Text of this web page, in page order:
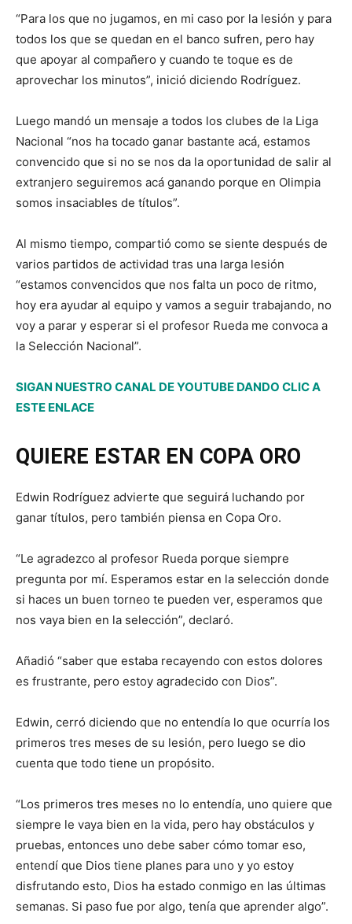
“Para los que no jugamos, en mi caso por la lesión y para
todos los que se quedan en el banco sufren, pero hay
que apoyar al compañero y cuando te toque es de
aprovechar los minutos”, inició diciendo Rodríguez.
Luego mandó un mensaje a todos los clubes de la Liga
Nacional “nos ha tocado ganar bastante acá, estamos
convencido que si no se nos da la oportunidad de salir al
extranjero seguiremos acá ganando porque en Olimpia
somos insaciables de títulos”.
Al mismo tiempo, compartió como se siente después de
varios partidos de actividad tras una larga lesión
“estamos convencidos que nos falta un poco de ritmo,
hoy era ayudar al equipo y vamos a seguir trabajando, no
voy a parar y esperar si el profesor Rueda me convoca a
la Selección Nacional”.
SIGAN NUESTRO CANAL DE YOUTUBE DANDO CLIC A
ESTE ENLACE
QUIERE ESTAR EN COPA ORO
Edwin Rodríguez advierte que seguirá luchando por
ganar títulos, pero también piensa en Copa Oro.
“Le agradezco al profesor Rueda porque siempre
pregunta por mí. Esperamos estar en la selección donde
si haces un buen torneo te pueden ver, esperamos que
nos vaya bien en la selección”, declaró.
Añadió “saber que estaba recayendo con estos dolores
es frustrante, pero estoy agradecido con Dios”.
Edwin, cerró diciendo que no entendía lo que ocurría los
primeros tres meses de su lesión, pero luego se dio
cuenta que todo tiene un propósito.
“Los primeros tres meses no lo entendía, uno quiere que
siempre le vaya bien en la vida, pero hay obstáculos y
pruebas, entonces uno debe saber cómo tomar eso,
entendí que Dios tiene planes para uno y yo estoy
disfrutando esto, Dios ha estado conmigo en las últimas
semanas. Si paso fue por algo, tenía que aprender algo”.